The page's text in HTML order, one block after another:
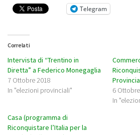
Telegram
Correlati
Intervista di “Trentino in
Diretta” a Federico Monegaglia
7 Ottobre 2018
In "elezioni provinciali"
6
In
Casa (programma di
Riconquistare l’Italia per la